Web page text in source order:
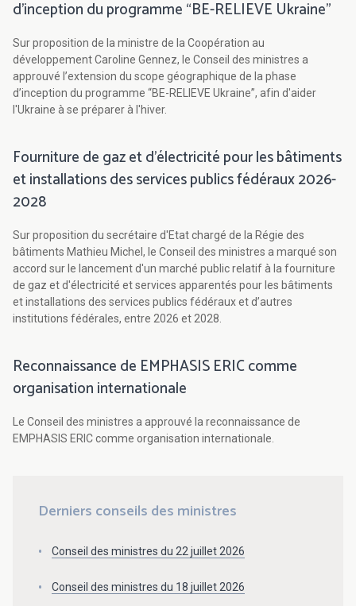
d’inception du programme “BE-RELIEVE Ukraine”
Sur proposition de la ministre de la Coopération au
développement Caroline Gennez, le Conseil des ministres a
approuvé l’extension du scope géographique de la phase
d’inception du programme “BE-RELIEVE Ukraine”, afin d'aider
l'Ukraine à se préparer à l'hiver.
Fourniture de gaz et d'électricité pour les bâtiments
et installations des services publics fédéraux 2026-
2028
Sur proposition du secrétaire d'Etat chargé de la Régie des
bâtiments Mathieu Michel, le Conseil des ministres a marqué son
accord sur le lancement d'un marché public relatif à la fourniture
de gaz et d'électricité et services apparentés pour les bâtiments
et installations des services publics fédéraux et d’autres
institutions fédérales, entre 2026 et 2028.
Reconnaissance de EMPHASIS ERIC comme
organisation internationale
Le Conseil des ministres a approuvé la reconnaissance de
EMPHASIS ERIC comme organisation internationale.
Derniers conseils des ministres
Conseil des ministres du 22 juillet 2026
Conseil des ministres du 18 juillet 2026